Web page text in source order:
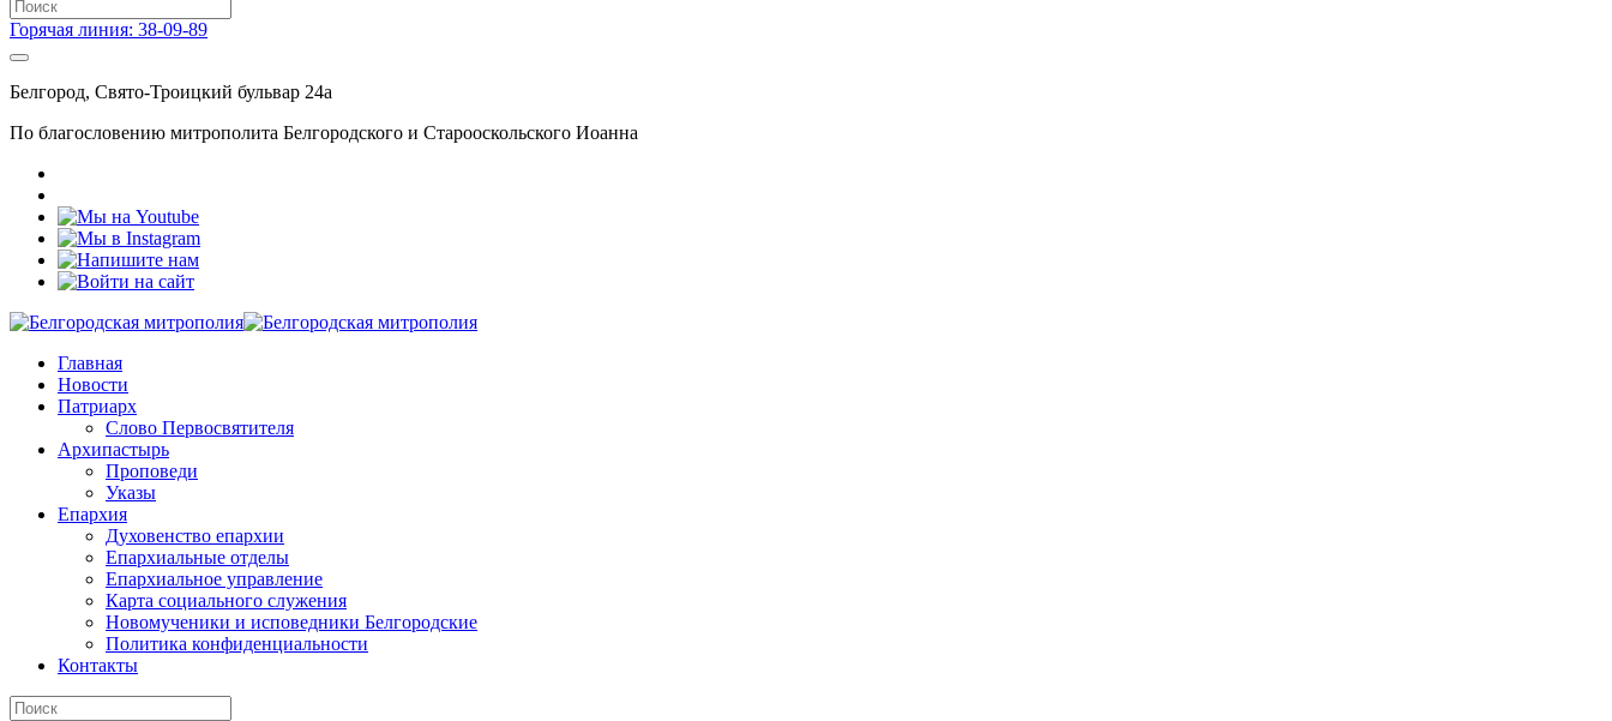
Горячая линия: 38-09-89
Белгород, Свято-Троицкий бульвар 24а
По благословению митрополита Белгородского и Старооскольского Иоанна
Главная
Новости
Патриарх
Слово Первосвятителя
Архипастырь
Проповеди
Указы
Епархия
Духовенство епархии
Епархиальные отделы
Епархиальное управление
Карта социального служения
Новомученики и исповедники Белгородские
Политика конфиденциальности
Контакты